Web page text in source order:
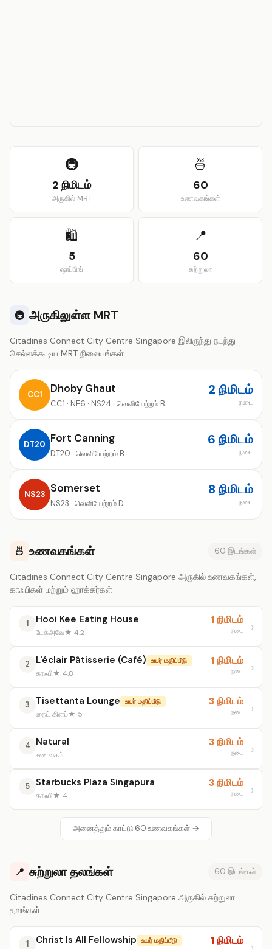
🚇
2 நிமிடம்
அருகில் MRT
🍜
60
உணவகங்கள்
🛍️
5
ஷாப்பிங்
📍
60
சுற்றுலா
🚇 அருகிலுள்ள MRT
Citadines Connect City Centre Singapore இலிருந்து நடந்து
செல்லக்கூடிய MRT நிலையங்கள்
CC1 Dhoby Ghaut
CC1 · NE6 · NS24 · வெளியேற்றம் B
2 நிமிடம்
நடை
DT20 Fort Canning
DT20 · வெளியேற்றம் B
6 நிமிடம்
நடை
NS23 Somerset
NS23 · வெளியேற்றம் D
8 நிமிடம்
நடை
🍜 உணவகங்கள் 60 இடங்கள்
Citadines Connect City Centre Singapore அருகில் உணவகங்கள்,
காஃபிகள் மற்றும் ஹாக்கர்கள்
1 Hooi Kee Eating House
டேக்அவே★ 4.2
1 நிமிடம்
நடை
2 L'éclair Pâtisserie (Café) உயர் மதிப்பீடு
காஃபி★ 4.8
1 நிமிடம்
நடை
3 Tisettanta Lounge உயர் மதிப்பீடு
நைட் கிளப்★ 5
3 நிமிடம்
நடை
4 Natural
உணவகம்
3 நிமிடம்
நடை
5 Starbucks Plaza Singapura
காஃபி★ 4
3 நிமிடம்
நடை
அனைத்தும் காட்டு 60 உணவகங்கள் →
📍 சுற்றுலா தலங்கள் 60 இடங்கள்
Citadines Connect City Centre Singapore அருகில் சுற்றுலா
தலங்கள்
1 Christ Is All Fellowship உயர் மதிப்பீடு 1 நிமிடம்